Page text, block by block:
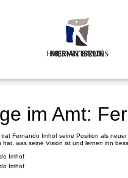
im Amt:
Fernando Imhof seine Position als
was seine Vision ist und lernen ihn